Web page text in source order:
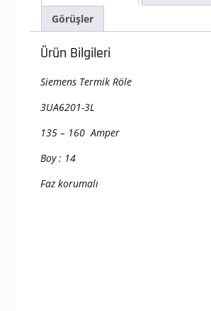
Görüşler
Ürün Bilgileri
Siemens Termik Röle
3UA6201-3L
135 – 160 Amper
Boy : 14
Faz korumalı